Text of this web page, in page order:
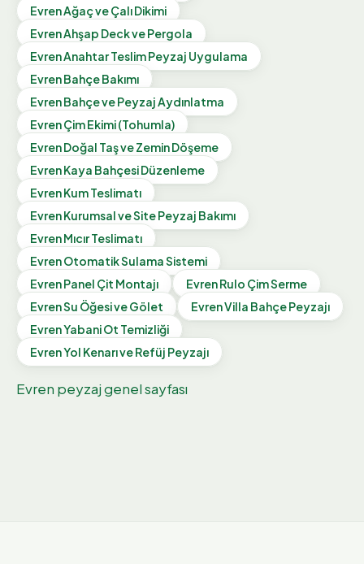
EvrenAğaç ve Çalı Dikimi
EvrenAhşap Deck ve Pergola
EvrenAnahtar Teslim Peyzaj Uygulama
EvrenBahçe Bakımı
EvrenBahçe ve Peyzaj Aydınlatma
EvrenÇim Ekimi (Tohumla)
EvrenDoğal Taş ve Zemin Döşeme
EvrenKaya Bahçesi Düzenleme
EvrenKum Teslimatı
EvrenKurumsal ve Site Peyzaj Bakımı
EvrenMıcır Teslimatı
EvrenOtomatik Sulama Sistemi
EvrenPanel Çit Montajı EvrenRulo Çim Serme
EvrenSu Öğesi ve Gölet EvrenVilla Bahçe Peyzajı
EvrenYabani Ot Temizliği
EvrenYol Kenarı ve Refüj Peyzajı
Evren peyzaj genel sayfası